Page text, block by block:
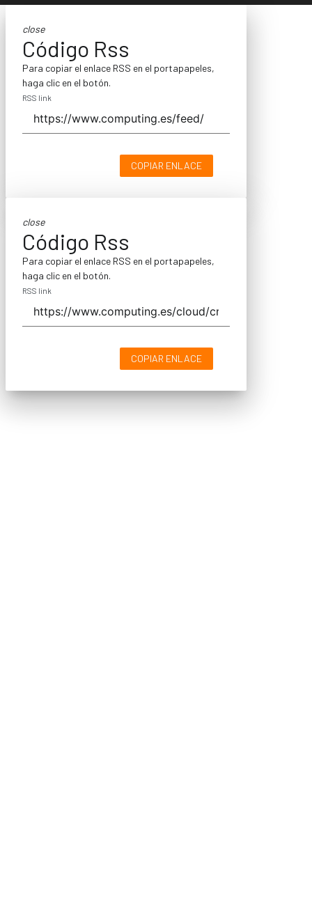
close
Código Rss
Para copiar el enlace RSS en el portapapeles,
haga clic en el botón.
RSS link
COPIAR ENLACE
close
Código Rss
Para copiar el enlace RSS en el portapapeles,
haga clic en el botón.
RSS link
COPIAR ENLACE